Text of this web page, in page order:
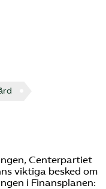
Centerpartiet
viktiga besked om
i Finansplanen: